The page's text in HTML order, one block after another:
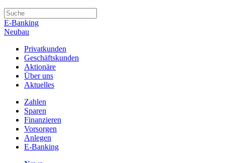
E-Banking
Neubau
Privatkunden
Geschäftskunden
Aktionäre
Über uns
Aktuelles
Zahlen
Sparen
Finanzieren
Vorsorgen
Anlegen
E-Banking